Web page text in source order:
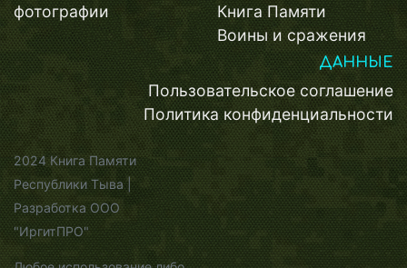
фотографии
Книга Памяти
Воины и сражения
ДАННЫЕ
Пользовательское соглашение
Политика конфиденциальности
2024 Книга Памяти
Республики Тыва |
Разработка ООО
"ИргитПРО"